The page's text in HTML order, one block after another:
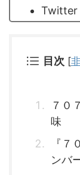
Twitter
目次 [
７０
味
『
ンバ